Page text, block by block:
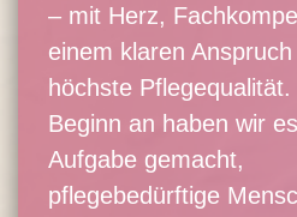
– mit Herz,
einem klaren Anspruch
höchste Pflegequalität.
Beginn an haben wir
Aufgabe gemacht,
pflegebedürftige